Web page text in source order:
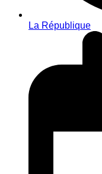
La République